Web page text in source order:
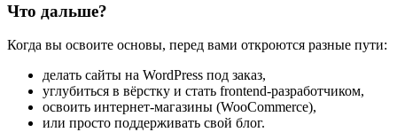
Что дальше?
Когда вы освоите основы, перед вами откроются разные пути:
делать сайты на WordPress под заказ,
углубиться в вёрстку и стать frontend-разработчиком,
освоить интернет-магазины (WooCommerce),
или просто поддерживать свой блог.